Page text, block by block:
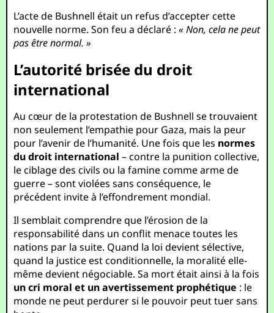
L’acte de Bushnell était un refus d’accepter cette
nouvelle norme. Son feu a déclaré :« Non, cela ne peut
pas être normal. »
L’autorité brisée du droit
international
Au cœur de la protestation de Bushnell se trouvaient
non seulement l’empathie pour Gaza, mais la peur
pour l’avenir de l’humanité. Une fois que les normes
du droit international – contre la punition collective,
le ciblage des civils ou la famine comme arme de
guerre – sont violées sans conséquence, le
précédent invite à l’effondrement mondial.
Il semblait comprendre que l’érosion de la
responsabilité dans un conflit menace toutes les
nations par la suite. Quand la loi devient sélective,
quand la justice est conditionnelle, la moralité elle-
même devient négociable. Sa mort était ainsi à la fois
un cri moral et un avertissement prophétique : le
monde ne peut perdurer si le pouvoir peut tuer sans